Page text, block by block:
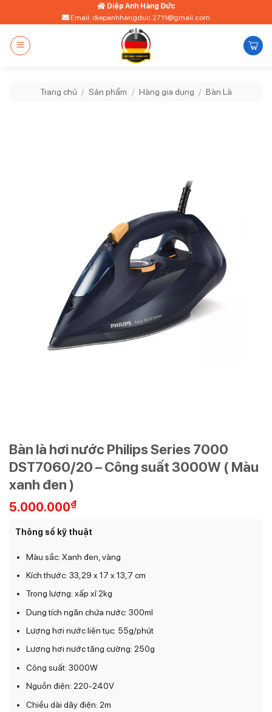
qua
dung
Diệp Anh Hàng Đức
Email: diepanhhangduc.2711@gmail.com
Trang chủ / Sản phẩm / Hàng gia dụng / Bàn Là
Bàn là hơi nước Philips Series 7000
DST7060/20 – Công suất 3000W ( Màu
xanh đen )
5.000.000₫
Thông số kỹ thuật
Màu sắc: Xanh đen, vàng
Kích thước: 33,29 x 17 x 13,7 cm
Trọng lượng: xấp xỉ 2kg
Dung tích ngăn chứa nước: 300ml
Lượng hơi nước liên tục: 55g/phút
Lượng hơi nước tăng cường: 250g
Công suất: 3000W
Nguồn điện: 220-240V
Chiều dài dây điện: 2m